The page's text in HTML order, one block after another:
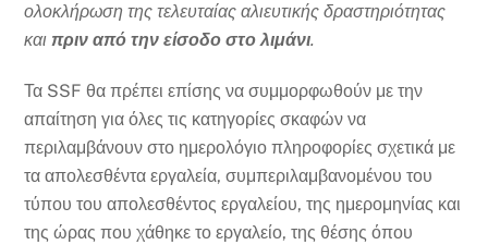
ολοκλήρωση της τελευταίας αλιευτικής δραστηριότητας
καιπριν από την είσοδο στο λιμάνι.
Τα SSF θα πρέπει επίσης να συμμορφωθούν με την
απαίτηση για όλες τις κατηγορίες σκαφών να
περιλαμβάνουν στο ημερολόγιο πληροφορίες σχετικά με
τα απολεσθέντα εργαλεία, συμπεριλαμβανομένου του
τύπου του απολεσθέντος εργαλείου, της ημερομηνίας και
της ώρας που χάθηκε το εργαλείο, της θέσης όπου